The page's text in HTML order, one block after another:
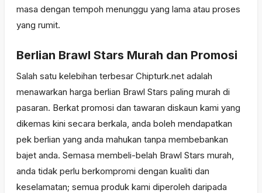
masa dengan tempoh menunggu yang lama atau proses
yang rumit.
Berlian Brawl Stars Murah dan Promosi
Salah satu kelebihan terbesar Chipturk.net adalah
menawarkan harga berlian Brawl Stars paling murah di
pasaran. Berkat promosi dan tawaran diskaun kami yang
dikemas kini secara berkala, anda boleh mendapatkan
pek berlian yang anda mahukan tanpa membebankan
bajet anda. Semasa membeli-belah Brawl Stars murah,
anda tidak perlu berkompromi dengan kualiti dan
keselamatan; semua produk kami diperoleh daripada